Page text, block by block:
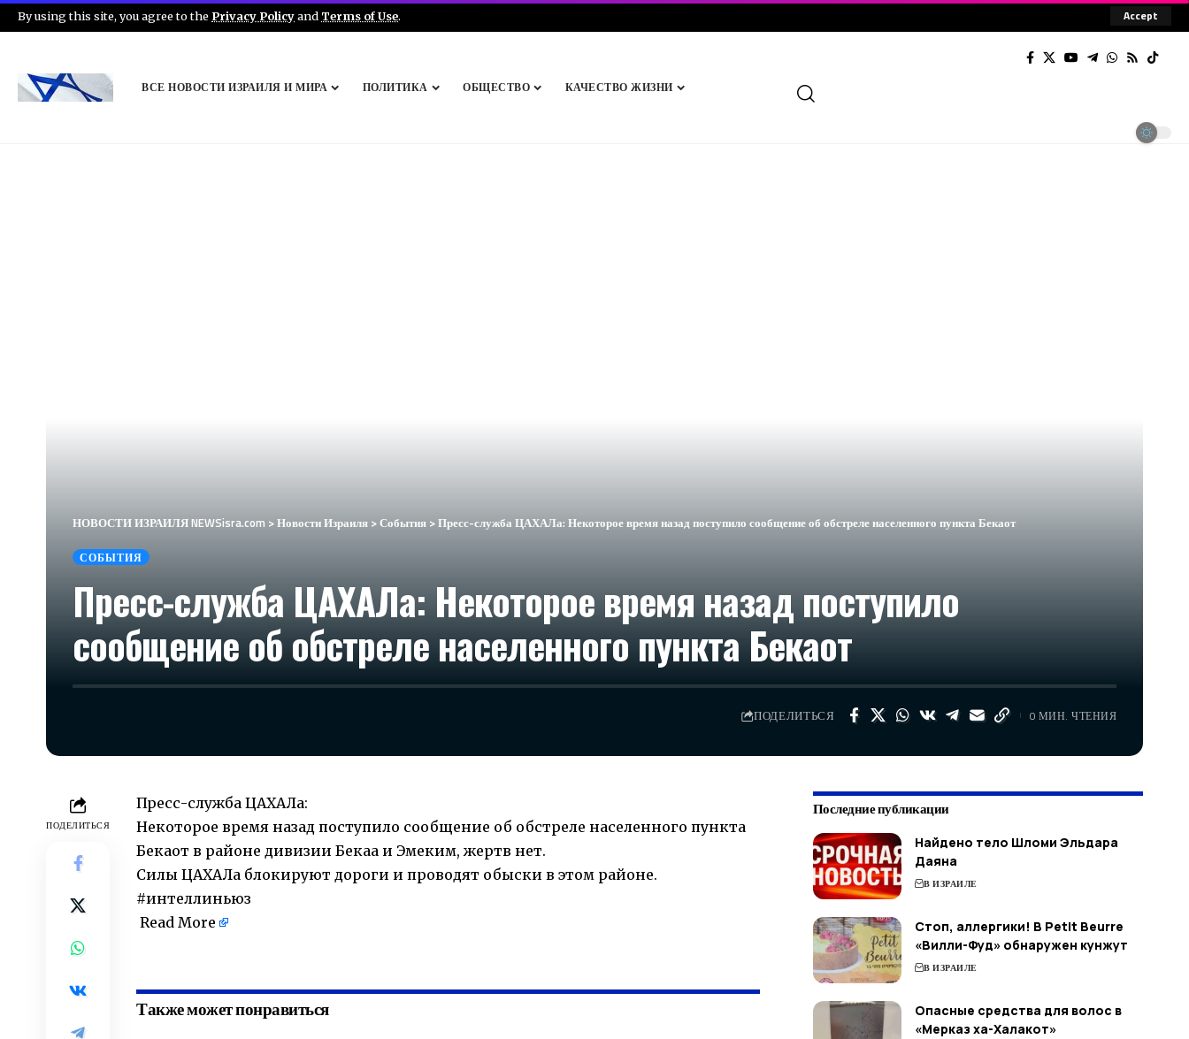
By using this site, you agree to the Privacy Policyand Terms of Use. Accept
ВСЕ НОВОСТИ ИЗРАИЛЯ И МИРА ПОЛИТИКА ОБЩЕСТВО КАЧЕСТВО ЖИЗНИ
НОВОСТИ ИЗРАИЛЯ NEWSisra.com >Новости Израиля >События >Пресс-служба ЦАХАЛа: Некоторое время назад поступило сообщение об обстреле населенного пункта Бекаот
СОБЫТИЯ
Пресс-служба ЦАХАЛа: Некоторое время назад поступило
сообщение об обстреле населенного пункта Бекаот
ПОДЕЛИТЬСЯ 0 МИН. ЧТЕНИЯ
ПОДЕЛИТЬСЯ
Пресс-служба ЦАХАЛа:
Некоторое время назад поступило сообщение об обстреле населенного пункта
Бекаот в районе дивизии Бекаа и Эмеким, жертв нет.
Силы ЦАХАЛа блокируют дороги и проводят обыски в этом районе.
#интеллиньюз
Read More
Также может понравиться
Последние публикации
Найдено тело Шломи Эльдара
Даяна
В ИЗРАИЛЕ
Стоп, аллергики! В Petit Beurre
«Вилли-Фуд» обнаружен кунжут
В ИЗРАИЛЕ
Опасные средства для волос в
«Мерказ ха-Халакот»